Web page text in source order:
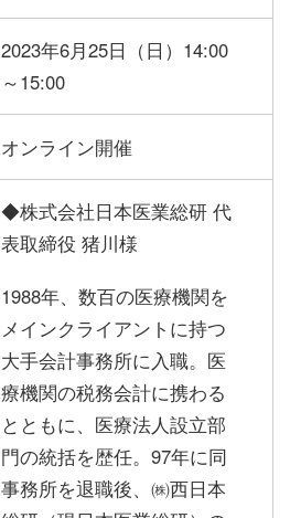
2023年6月25日（日） 14:00
～15:00
オンライン開催
◆株式会社日本医業総研 代
表取締役 猪川様
1988年、数百の医療機関を
メインクライアントに持つ
大手会計事務所に入職。医
療機関の税務会計に携わる
とともに、医療法人設立部
門の統括を歴任。97年に同
事務所を退職後、㈱西日本